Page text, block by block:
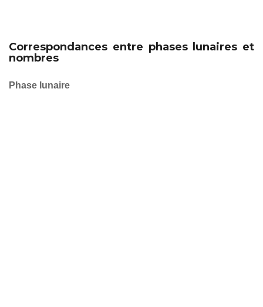
Correspondances entre phases lunaires et
nombres
Phase lunaire